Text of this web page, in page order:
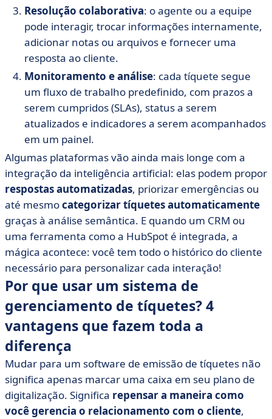
Resolução colaborativa: o agente ou a equipe
pode interagir, trocar informações internamente,
adicionar notas ou arquivos e fornecer uma
resposta ao cliente.
Monitoramento e análise: cada tíquete segue
um fluxo de trabalho predefinido, com prazos a
serem cumpridos (SLAs), status a serem
atualizados e indicadores a serem acompanhados
em um painel.
Algumas plataformas vão ainda mais longe com a
integração da inteligência artificial: elas podem propor
respostas automatizadas, priorizar emergências ou
até mesmocategorizar tíquetes automaticamente
graças à análise semântica. E quando um CRM ou
uma ferramenta como a HubSpot é integrada, a
mágica acontece: você tem todo o histórico do cliente
necessário para personalizar cada interação!
Por que usar um sistema de
gerenciamento de tíquetes? 4
vantagens que fazem toda a
diferença
Mudar para um software de emissão de tíquetes não
significa apenas marcar uma caixa em seu plano de
digitalização. Significa repensar a maneira como
você gerencia o relacionamento com o cliente,